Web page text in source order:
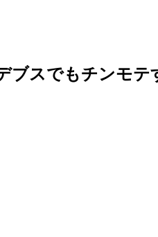
ブスでもチンモテ